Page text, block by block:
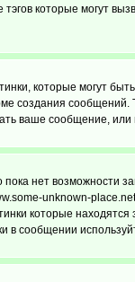
тэгов которые могут
которые могут
создания сообщений.
ваше сообщение, или
нет возможности
unknown-
которые
в сообщении